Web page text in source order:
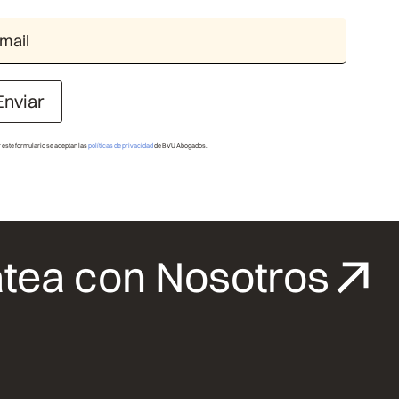
este formulario se aceptan laspolíticas de privacidadde BVU Abogados.
con Nosotros